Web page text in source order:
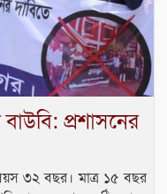
প্রশাসনের
বয়স ৩২ বছর। মাত্র ১৫ বছর